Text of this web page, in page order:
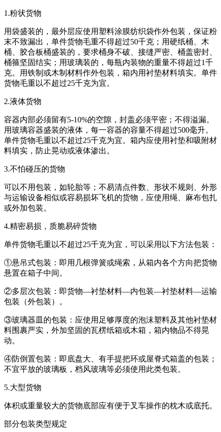
1.粉状货物
用袋盛装的，最外层应使用塑料涂膜纺织袋作外包装，保证粉
末不致漏出，单件货物毛重不得超过50千克；用硬纸桶、木
桶、胶合板桶盛装的，要求桶身不破、接缝严密、桶盖密封、
桶箍坚固结实；用玻璃装的，每瓶内装物的重量不得超过1千
克。用铁制或木制材料作外包装，箱内用衬垫材料填实。单件
货物毛重以不超过25千克为宜。
2.液体货物
容器内部必须留有5-10%的空隙，封盖必须平密；不得溢漏。
用玻璃容器盛装的液体，每一容器的容量不得超过500毫升。
单件货物毛重以不超过25千克为宜。箱内应使用衬垫和吸附材
料填实，防止晃动或液体渗出。
3.不怕碰压的货物
可以不用包装，如轮胎等；不易清点件数、形状不规则、外形
与运输设备相似或容易损坏飞机的货物，应使用绳、麻布包扎
或外加包装。
4.精密易损，质脆易碎货物
单件货物毛重以不超过25千克为宜，可以采用以下方法包装：
①悬吊式包装：即用几根弹簧或绳索，从箱内各个方向把货物
悬置在箱子中间。
②多层次包装：即货物—衬垫材料—内包装—衬垫材料—运输
包装（外包装）。
③玻璃器皿的包装：应使用足够厚度的泡沫塑料及其他衬垫材
料围裹严实，外加坚固的瓦楞纸箱或木箱，箱内物品不得晃
动。
④防倒置包装：即底盘大、有手提把环或屋脊式箱盖的包装；
不宜平放的玻璃板，档风玻璃等必须使用此类包装。
5.大型货物
体积或重量较大的货物底部应有便于叉车操作的枕木或底托。
部分包装类型规定